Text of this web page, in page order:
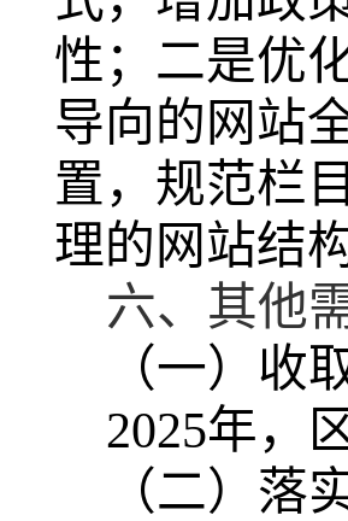
性；二是优
导向的网站
置，规范栏
理的网站结
六、其他
（一）收
2025年，
（二）落